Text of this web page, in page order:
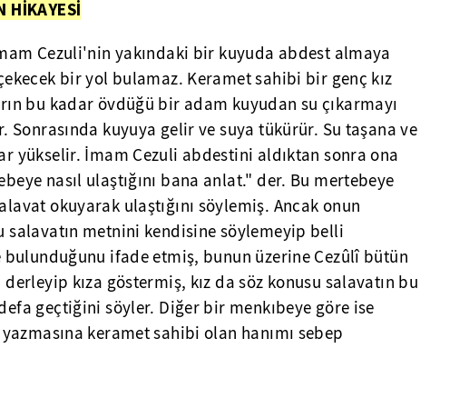
HİKAYESİ
Cezuli'nin yakındaki bir kuyuda abdest almaya
bir yol bulamaz. Keramet sahibi bir genç kız
bu kadar övdüğü bir adam kuyudan su çıkarmayı
Sonrasında kuyuya gelir ve suya tükürür. Su taşana ve
yükselir. İmam Cezuli abdestini aldıktan sonra ona
nasıl ulaştığını bana anlat." der. Bu mertebeye
okuyarak ulaştığını söylemiş. Ancak onun
salavatın metnini kendisine söylemeyip belli
ifade etmiş, bunun üzerine Cezûlî bütün
kıza göstermiş, kız da söz konusu salavatın bu
geçtiğini söyler. Diğer bir menkıbeye göre ise
keramet sahibi olan hanımı sebep